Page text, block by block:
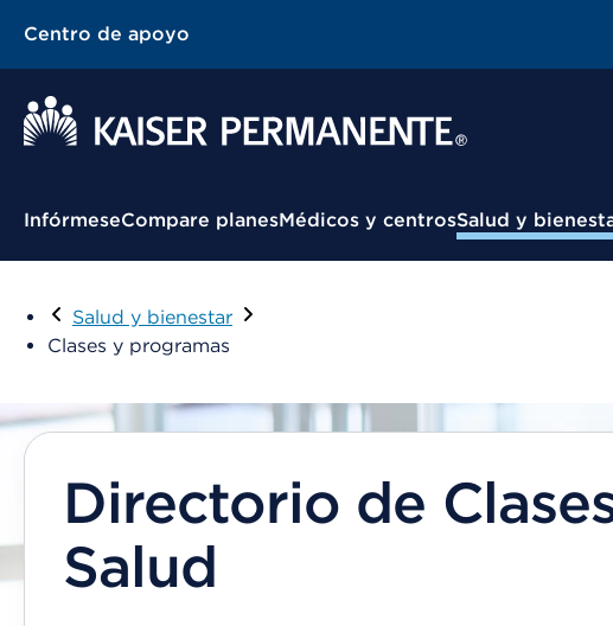
Centro de apoyo
Menú contextual
InfórmeseCompare planesMédicos y centrosSalud y
Salud y bienestar
Clases y programas
Directorio de
Salud